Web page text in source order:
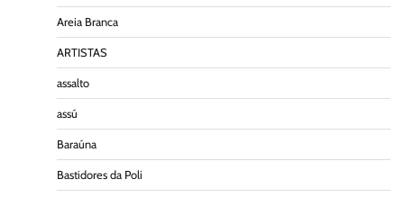
Areia Branca
ARTISTAS
assalto
assú
Baraúna
Bastidores da Poli